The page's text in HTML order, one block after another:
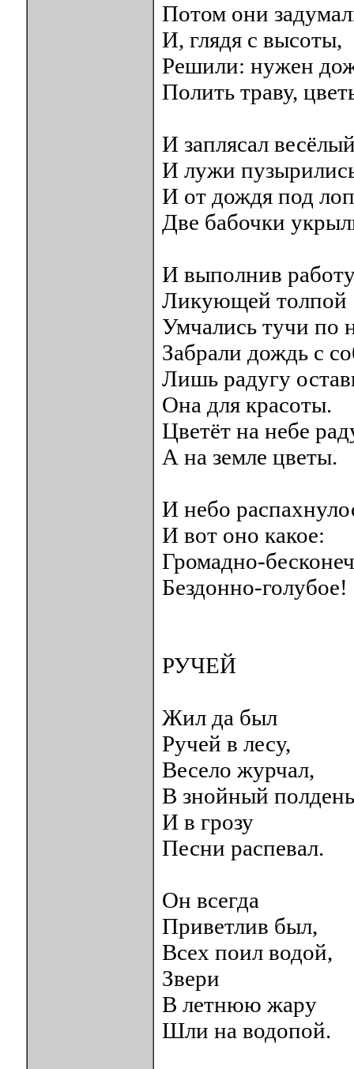
Потом они
И, глядя с высоты,
Решили: нужен
Полить траву,
И заплясал
И лужи
И от дождя под
Две бабочки
И выполнив
Ликующей толпой
Умчались тучи по
Забрали дождь с
Лишь радугу
Она для красоты.
Цветёт на небе
А на земле цветы.
И небо
И вот оно какое:
Громадно-
Бездонно-голубое!
РУЧЕЙ
Жил да был
Ручей в лесу,
Весело журчал,
В знойный полдень
И в грозу
Песни распевал.
Он всегда
Приветлив был,
Всех поил водой,
Звери
В летнюю жару
Шли на водопой.